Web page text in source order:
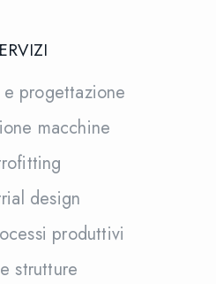
e progettazione
macchine
design
produttivi
strutture